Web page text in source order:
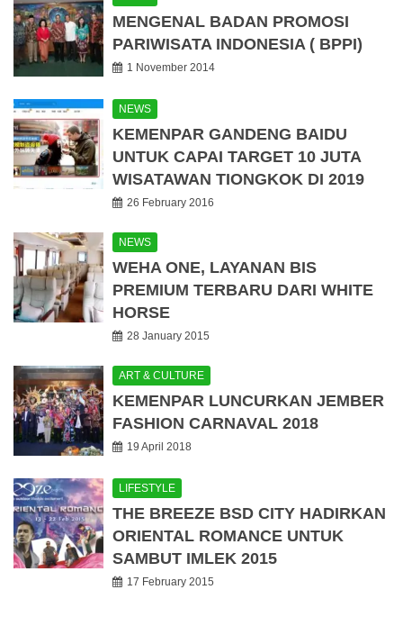
MENGENAL BADAN PROMOSI
PARIWISATA INDONESIA ( BPPI)
1 November 2014
NEWS
KEMENPAR GANDENG BAIDU
UNTUK CAPAI TARGET 10 JUTA
WISATAWAN TIONGKOK DI 2019
26 February 2016
NEWS
WEHA ONE, LAYANAN BIS
PREMIUM TERBARU DARI WHITE
HORSE
28 January 2015
ART & CULTURE
KEMENPAR LUNCURKAN JEMBER
FASHION CARNAVAL 2018
19 April 2018
LIFESTYLE
THE BREEZE BSD CITY HADIRKAN
ORIENTAL ROMANCE UNTUK
SAMBUT IMLEK 2015
17 February 2015